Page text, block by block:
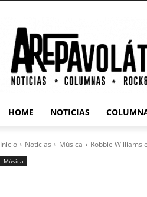
HOME NOTICIAS
Inicio Noticias Música Robbie Williams
Música